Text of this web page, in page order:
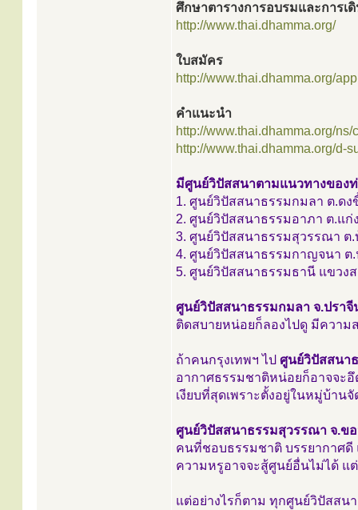
ศึกษาตารางการอบรมและการเ
http://www.thai.dhamma.org/
ใบสมัคร
http://www.thai.dhamma.org/
คำแนะนำ
http://www.thai.dhamma.org/ns/
http://www.thai.dhamma.org/d-
มีศูนย์วิปัสสนาตามแนวทางของ
1. ศูนย์วิปัสสนาธรรมกมลา ต.ดง
2. ศูนย์วิปัสสนาธรรมอาภา ต.แ
3. ศูนย์วิปัสสนาธรรมสุวรรณา ต
4. ศูนย์วิปัสสนาธรรมกาญจนา ต
5. ศูนย์วิปัสสนาธรรมธานี แขวง
ศูนย์วิปัสสนาธรรมกมลา จ.ปรา
ติดสบายหน่อยก็ลองไปดู มีความ
ถ้าคนกรุงเทพฯ ไป ศูนย์วิปัสสนา
อากาศธรรมชาติหน่อยก็อาจจะ
เงียบที่สุดเพราะตั้งอยู่ในหมู่บ้านจั
ศูนย์วิปัสสนาธรรมสุวรรณา จ.ข
คนที่ชอบธรรมชาติ บรรยากาศดี
ความหรูอาจจะสู้ศูนย์อื่นไม่ได้ แ
แต่อย่างไรก็ตาม ทุกศูนย์วิปัสสน